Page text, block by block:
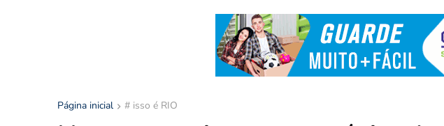
Página inicial # isso é RIO